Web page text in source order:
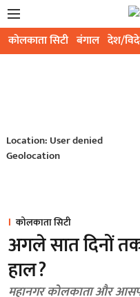
कोलकाता सिटी बंगाल देश/
Location: User denied
Geolocation
कोलकाता सिटी
अगले सात दिनों
हाल?
महानगर कोलकाता और